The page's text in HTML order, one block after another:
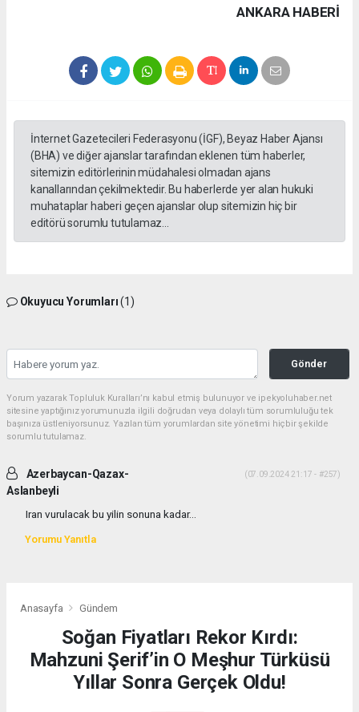
ANKARA HABERİ
İnternet Gazetecileri Federasyonu (İGF), Beyaz Haber Ajansı
(BHA) ve diğer ajanslar tarafından eklenen tüm haberler,
sitemizin editörlerinin müdahalesi olmadan ajans
kanallarından çekilmektedir. Bu haberlerde yer alan hukuki
muhataplar haberi geçen ajanslar olup sitemizin hiç bir
editörü sorumlu tutulamaz...
Okuyucu Yorumları(1)
Gönder
Yorum yazarak Topluluk Kuralları’nı kabul etmiş bulunuyor ve ipekyoluhaber.net
sitesine yaptığınız yorumunuzla ilgili doğrudan veya dolaylı tüm sorumluluğu tek
başınıza üstleniyorsunuz. Yazılan tüm yorumlardan site yönetimi hiçbir şekilde
sorumlu tutulamaz.
Azerbaycan-Qazax-
Aslanbeyli
(07.09.2024 21:17 - #257)
Iran vurulacak bu yilin sonuna kadar...
Yorumu Yanıtla
Anasayfa Gündem
Soğan Fiyatları Rekor Kırdı:
Mahzuni Şerif’in O Meşhur Türküsü
Yıllar Sonra Gerçek Oldu!